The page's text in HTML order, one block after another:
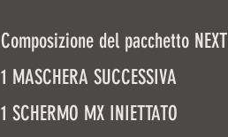
Composizione del pacchetto NEXT
1 MASCHERA SUCCESSIVA
1 SCHERMO MX INIETTATO